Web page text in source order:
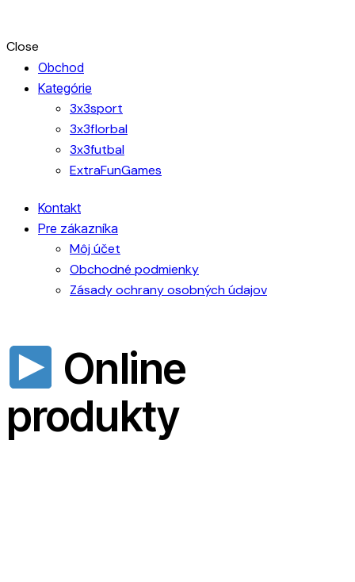
Close
Obchod
Kategórie
3x3sport
3x3florbal
3x3futbal
ExtraFunGames
Kontakt
Pre zákazníka
Môj účet
Obchodné podmienky
Zásady ochrany osobných údajov
Online
produkty